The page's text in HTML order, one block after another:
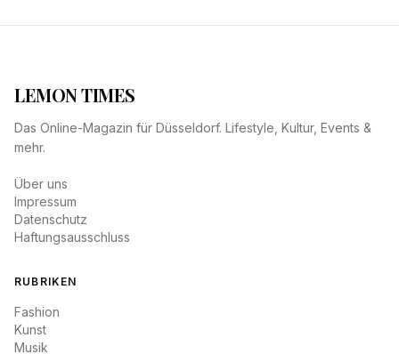
LEMON TIMES
Das Online-Magazin für Düsseldorf. Lifestyle, Kultur, Events &
mehr.
Über uns
Impressum
Datenschutz
Haftungsausschluss
RUBRIKEN
Fashion
Kunst
Musik